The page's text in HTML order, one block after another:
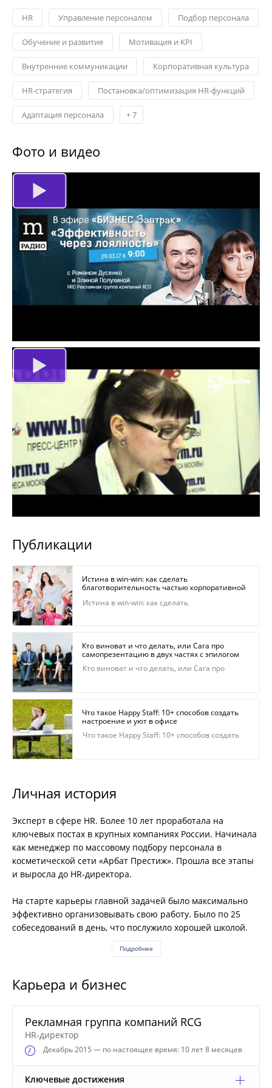
HR Управление персоналом Подбор персонала
Обучение и развитие Мотивация и KPI
Внутренние коммуникации Корпоративная культура
HR-стратегия Постановка/оптимизация HR-функций
Адаптация персонала +7
Фото и видео
Публикации
Истина в win-win: как сделать
благотворительность частью корпоративной
Истина в win-win: как сделать
Кто виноват и что делать, или Сага про
самопрезентацию в двух частях с эпилогом
Кто виноват и что делать, или Сага про
Что такое Happy Staff: 10+ способов создать
настроение и уют в офисе
Что такое Happy Staff: 10+ способов создать
Личная история
Эксперт в сфере HR. Более 10 лет проработала на
ключевых постах в крупных компаниях России. Начинала
как менеджер по массовому подбору персонала в
косметической сети «Арбат Престиж». Прошла все этапы
и выросла до HR-директора.
На старте карьеры главной задачей было максимально
эффективно организовывать свою работу. Было по 25
собеседований в день, что послужило хорошей школой.
Подробнее
Карьера и бизнес
Рекламная группа компаний RCG
HR-директор
Декабрь2015 — по настоящее время: 10 лет 8 месяцев
Ключевые достижения